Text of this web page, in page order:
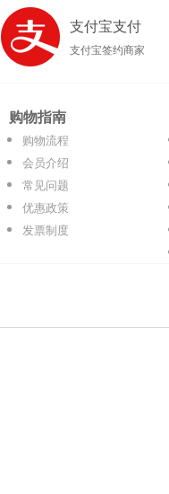
支付宝支付
支付宝签约商家
购物指南
购物流程
会员介绍
常见问题
优惠政策
发票制度